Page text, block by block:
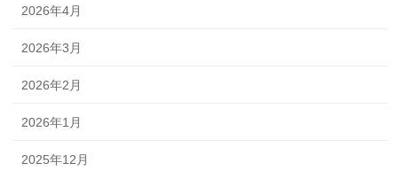
2026年4月
2026年3月
2026年2月
2026年1月
2025年12月